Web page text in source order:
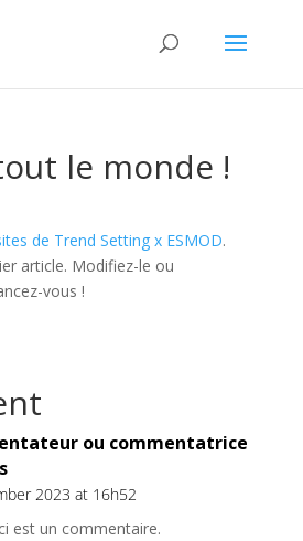
le monde !
de Trend Setting x ESMOD.
article. Modifiez-le ou
vous !
ou commentatrice
2023 at 16h52
est un commentaire.